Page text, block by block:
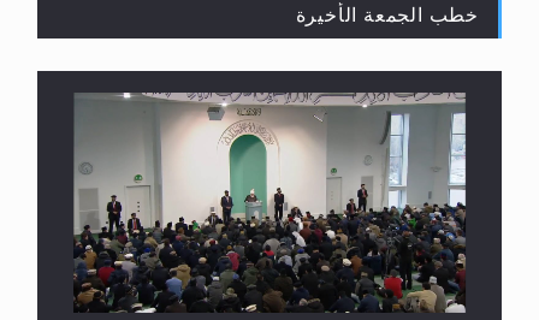
سورة التكوير تُنبئ بزمن بعثة المسيح الموعود عليه
السلام
خطب الجمعة الأخيرة